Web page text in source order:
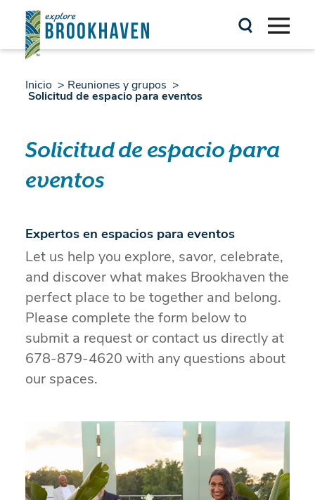
Ir al contenido
Inicio
Reuniones y grupos
Solicitud de espacio para eventos
Solicitud de espacio para
eventos
Expertos en espacios para eventos
Let us help you explore, savor, celebrate,
and discover what makes Brookhaven the
perfect place to be together and belong.
Please complete the form below to
submit a request or contact us directly at
678-879-4620 with any questions about
our spaces.